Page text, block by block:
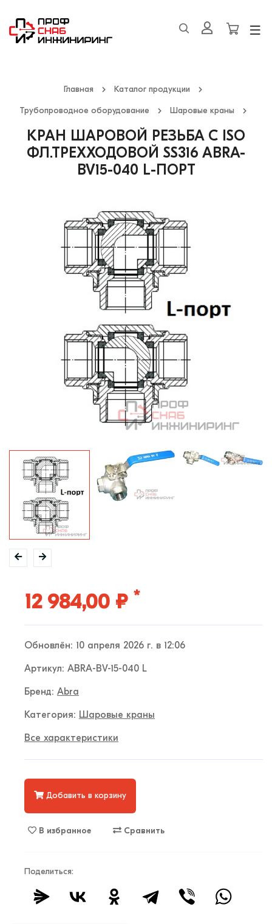
Главная Каталог продукции
Трубопроводное оборудование Шаровые краны
КРАН ШАРОВОЙ РЕЗЬБА С ISO
ФЛ.ТРЕХХОДОВОЙ SS316 ABRA-
BV15-040 L-ПОРТ
12 984,00 ₽ *
Обновлён: 10 апреля 2026 г. в 12:06
Артикул: ABRA-BV-15-040 L
Бренд: Abra
Категория: Шаровые краны
Все характеристики
Добавить в корзину
В избранное Сравнить
Поделиться: